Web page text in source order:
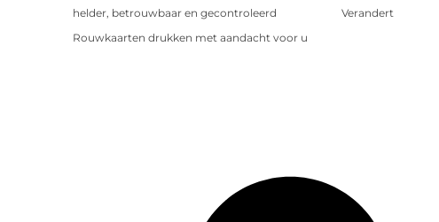
helder, betrouwbaar en gecontroleerd
Verandert
Rouwkaarten drukken met aandacht voor u